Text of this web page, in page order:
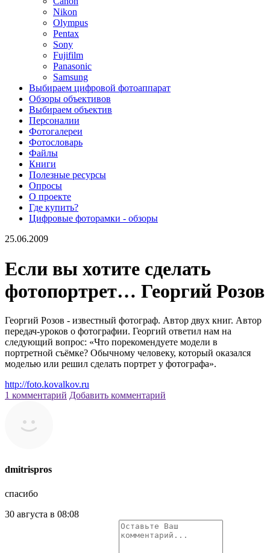
Nikon
Olympus
Pentax
Sony
Fujifilm
Panasonic
Samsung
Выбираем цифровой фотоаппарат
Обзоры объективов
Выбираем объектив
Персоналии
Фотогалереи
Фотословарь
Файлы
Книги
Полезные ресурсы
Опросы
О проекте
Где купить?
Цифровые фоторамки - обзоры
25.06.2009
Если вы хотите сделать
фотопортрет… Георгий Розов
Георгий Розов - известный фотограф. Автор двух книг. Автор
передач-уроков о фотографии. Георгий ответил нам на
следующий вопрос: «Что порекомендуете модели в
портретной съёмке? Обычному человеку, который оказался
моделью или решил сделать портрет у фотографа».
http://foto.kovalkov.ru
1 комментарий Добавить комментарий
dmitrispros
спасибо
30 августа в 08:08